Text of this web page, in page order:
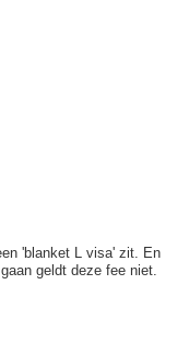
'blanket L visa' zit. En
geldt deze fee niet.